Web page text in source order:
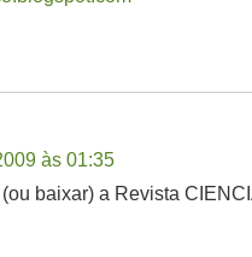
às 01:35
baixar) a Revista